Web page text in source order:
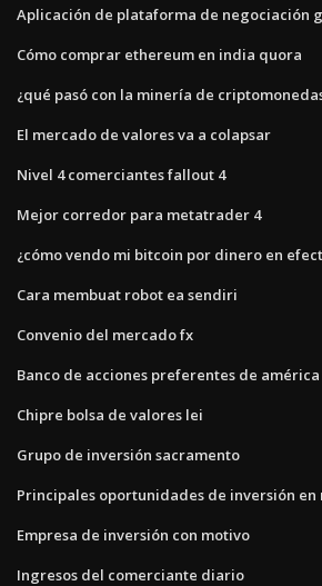
Aplicación de plataforma de negociación
Cómo comprar ethereum en india quora
¿qué pasó con la minería de
El mercado de valores va a colapsar
Nivel 4 comerciantes fallout 4
Mejor corredor para metatrader 4
¿cómo vendo mi bitcoin por dinero en
Cara membuat robot ea sendiri
Convenio del mercado fx
Banco de acciones preferentes de américa
Chipre bolsa de valores lei
Grupo de inversión sacramento
Principales oportunidades de inversión
Empresa de inversión con motivo
Ingresos del comerciante diario